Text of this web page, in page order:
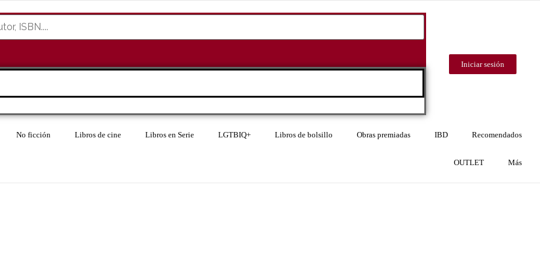
Iniciar sesión
No ficción Libros de cine Libros en Serie LGTBIQ+ Libros de bolsillo Obras premiadas IBD Recomendados
OUTLET Más